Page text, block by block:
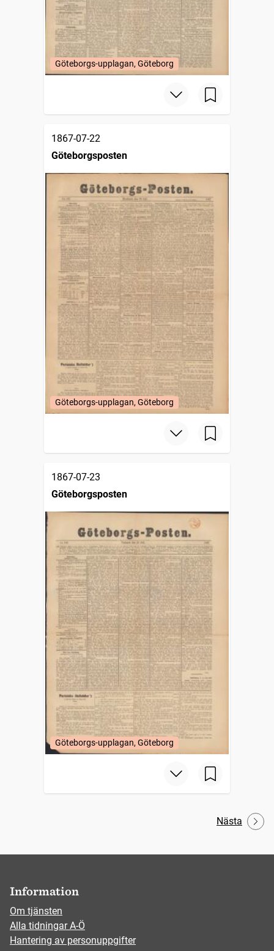
Göteborgs-upplagan, Göteborg
1867-07-22
Göteborgsposten
Göteborgs-upplagan, Göteborg
1867-07-23
Göteborgsposten
Göteborgs-upplagan, Göteborg
Nästa
Information
Om tjänsten
Alla tidningar A-Ö
Hantering av personuppgifter